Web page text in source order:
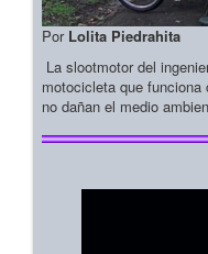
Por Lolita Piedrahita
La slootmotor del
motocicleta que
no dañan el medio